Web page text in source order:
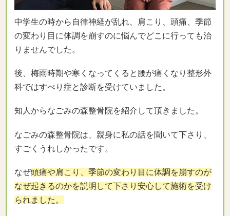
中学生の時から自律神経が乱れ、肩こり、頭痛、季節
の変わり目に体調を崩すのに悩んでどこに行っても治
りませんでした。
後、梅雨時期や寒くなってくると腰が痛くなり整形外
科ではすべり症と診断を受けていました。
知人からなごみの森整骨院を紹介して頂きました。
なごみの森整骨院は、親身に私の話を聞いて下さり、
すごくうれしかったです。
なぜ頭痛や肩こり、季節の変わり目に体調を崩すのが
なぜ起きるのかを説明して下さり安心して施術を受け
られました。